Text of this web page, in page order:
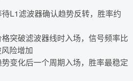
待L1滤波器确认趋势反转，胜率约
格突破滤波器线时入场，信号频率比
险增加
势变化后一个周期入场，胜率最稳定